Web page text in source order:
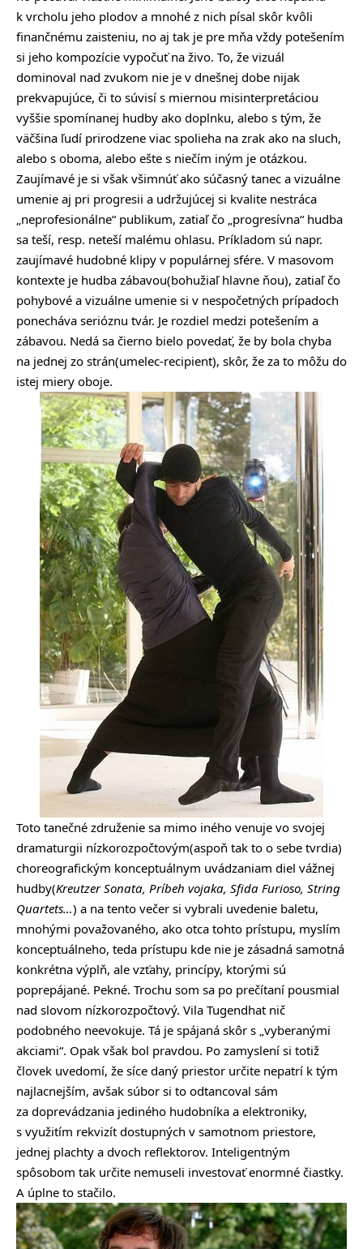
k vrcholu jeho plodov a mnohé z nich písal skôr kvôli
finančnému zaisteniu, no aj tak je pre mňa vždy potešením
si jeho kompozície vypočuť na živo. To, že vizuál
dominoval nad zvukom nie je v dnešnej dobe nijak
prekvapujúce, či to súvisí s miernou misinterpretáciou
vyššie spomínanej hudby ako doplnku, alebo s tým, že
väčšina ľudí prirodzene viac spolieha na zrak ako na sluch,
alebo s oboma, alebo ešte s niečím iným je otázkou.
Zaujímavé je si však všimnúť ako súčasný tanec a vizuálne
umenie aj pri progresii a udržujúcej si kvalite nestráca
„neprofesionálne“ publikum, zatiaľ čo „progresívna“ hudba
sa teší, resp. neteší malému ohlasu. Príkladom sú napr.
zaujímavé hudobné klipy v populárnej sfére. V masovom
kontexte je hudba zábavou(bohužiaľ hlavne ňou), zatiaľ čo
pohybové a vizuálne umenie si v nespočetných prípadoch
ponecháva serióznu tvár. Je rozdiel medzi potešením a
zábavou. Nedá sa čierno bielo povedať, že by bola chyba
na jednej zo strán(umelec-recipient), skôr, že za to môžu do
istej miery oboje.
Toto tanečné združenie sa mimo iného venuje vo svojej
dramaturgii nízkorozpočtovým(aspoň tak to o sebe tvrdia)
choreografickým konceptuálnym uvádzaniam diel vážnej
hudby(Kreutzer Sonata, Príbeh vojaka, Sfida Furioso, String
Quartets…) a na tento večer si vybrali uvedenie baletu,
mnohými považovaného, ako otca tohto prístupu, myslím
konceptuálneho, teda prístupu kde nie je zásadná samotná
konkrétna výplň, ale vzťahy, princípy, ktorými sú
poprepájané. Pekné. Trochu som sa po prečítaní pousmial
nad slovom nízkorozpočtový. Vila Tugendhat nič
podobného neevokuje. Tá je spájaná skôr s „vyberanými
akciami“. Opak však bol pravdou. Po zamyslení si totiž
človek uvedomí, že síce daný priestor určite nepatrí k tým
najlacnejším, avšak súbor si to odtancoval sám
za doprevádzania jediného hudobníka a elektroniky,
s využitím rekvizít dostupných v samotnom priestore,
jednej plachty a dvoch reflektorov. Inteligentným
spôsobom tak určite nemuseli investovať enormné čiastky.
A úplne to stačilo.